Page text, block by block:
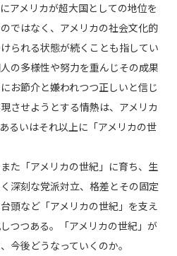
アメリカが超大国としての地位を
ではなく、アメリカの社会文化的
られる状態が続くことも指してい
の多様性や努力を重んじその成果
お節介と嫌われつつ正しいと信じ
させようとする情熱は、アメリカ
るいはそれ以上に「アメリカの世
た「アメリカの世紀」に育ち、生
深刻な党派対立、格差とその固定
頭など「アメリカの世紀」を支え
つつある。「アメリカの世紀」が
今後どうなっていくのか。